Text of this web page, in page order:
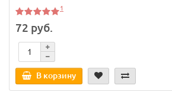
1
72 руб.
В корзину